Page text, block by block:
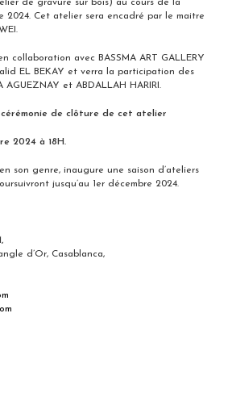
de gravure sur bois) au cours de la
2024. Cet atelier sera encadré par le maitre
collaboration avec BASSMA ART GALLERY
EL BEKAY et verra la participation des
et ABDALLAH HARIRI.
de clôture de cet atelier
2024 à 18H.
son genre, inaugure une saison d’ateliers
jusqu’au 1er décembre 2024.
d’Or, Casablanca,